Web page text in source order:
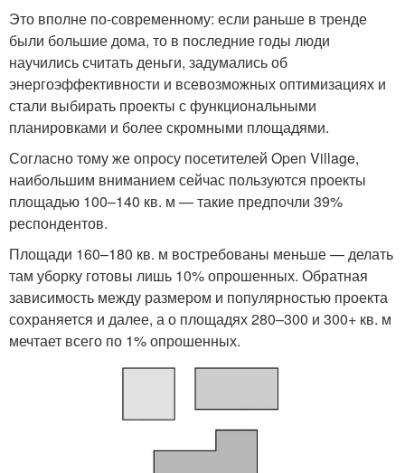
Это вполне по-современному: если раньше в тренде
были большие дома, то в последние годы люди
научились считать деньги, задумались об
энергоэффективности и всевозможных оптимизациях и
стали выбирать проекты с функциональными
планировками и более скромными площадями.
Согласно тому же опросу посетителей Open Village,
наибольшим вниманием сейчас пользуются проекты
площадью 100–140 кв. м — такие предпочли 39%
респондентов.
Площади 160–180 кв. м востребованы меньше — делать
там уборку готовы лишь 10% опрошенных. Обратная
зависимость между размером и популярностью проекта
сохраняется и далее, а о площадях 280–300 и 300+ кв. м
мечтает всего по 1% опрошенных.